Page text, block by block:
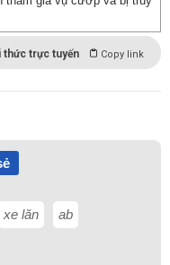
thức trực tuyến Copy link
xe lăn ab